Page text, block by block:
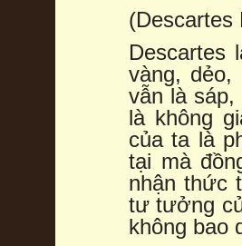
(Descartes
Descartes
vàng,
vẫn là sáp,
là không
của ta là
tại mà
nhận thức
tư tưởng
không bao